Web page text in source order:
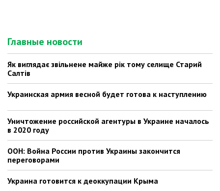
Главные новости
Як виглядає звільнене майже рік тому селище Старий
Салтів
Украинская армия весной будет готова к наступлению
Уничтожение российской агентуры в Украине началось
в 2020 году
ООН: Война России против Украины закончится
переговорами
Украина готовится к деоккупации Крыма